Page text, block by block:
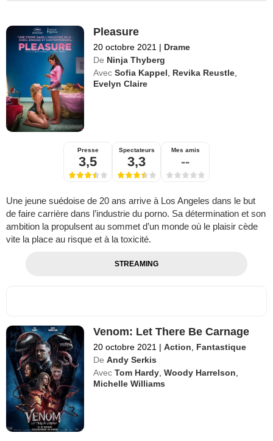
Pleasure
20 octobre 2021 | Drame
De Ninja Thyberg
Avec Sofia Kappel Revika Reustle
Evelyn Claire
Presse
3,5
Spectateurs
3,3
Mes amis
--
Une jeune suédoise de 20 ans arrive à Los Angeles dans le but
de faire carrière dans l’industrie du porno. Sa détermination et son
ambition la propulsent au sommet d’un monde où le plaisir cède
vite la place au risque et à la toxicité.
STREAMING
Venom: Let There Be Carnage
20 octobre 2021 | Action
Fantastique
De Andy Serkis
Avec Tom Hardy ,Woody Harrelson
Michelle Williams